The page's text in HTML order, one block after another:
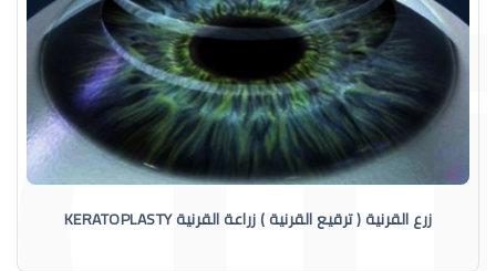
زرع القرنية ( ترقيع القرنية ) زراعة القرنية KERATOPLASTY